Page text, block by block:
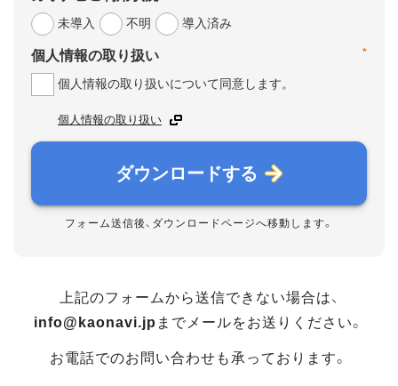
未導入
不明 導入済み
*
個人情報の取り扱い
個人情報の取り扱いについて同意します。
個人情報の取り扱い
ダウンロードする
フォーム送信後、ダウンロードページへ移動します。
上記のフォームから送信できない場合は、
info@kaonavi.jp までメールをお送りください。
お電話でのお問い合わせも承っております。